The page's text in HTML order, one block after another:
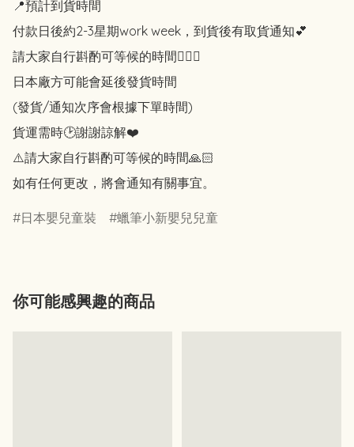
📍預計到貨時間
付款日後約2-3星期work week，到貨後有取貨通知💕
請大家自行斟酌可等候的時間🙇🏻‍♀️
日本廠方可能會延後發貨時間
(發貨/通知次序會根據下單時間)
貨運需時🕑謝謝諒解❤️
⚠️請大家自行斟酌可等候的時間🙏🏻
如有任何更改，將會通知有關事宜。
日本嬰兒童裝 蠟筆小新嬰兒兒童
你可能感興趣的商品